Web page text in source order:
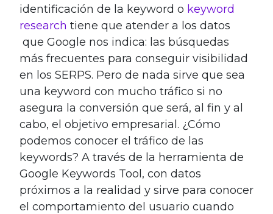
identificación de la keyword o keyword
research tiene que atender a los datos
que Google nos indica: las búsquedas
más frecuentes para conseguir visibilidad
en los SERPS. Pero de nada sirve que sea
una keyword con mucho tráfico si no
asegura la conversión que será, al fin y al
cabo, el objetivo empresarial. ¿Cómo
podemos conocer el tráfico de las
keywords? A través de la herramienta de
Google Keywords Tool, con datos
próximos a la realidad y sirve para conocer
el comportamiento del usuario cuando